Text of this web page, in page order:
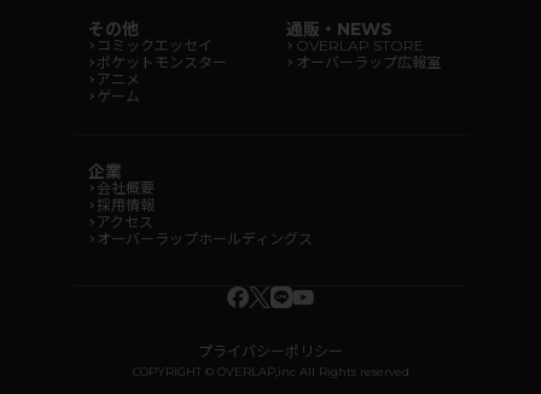
その他
コミックエッセイ
ポケットモンスター
アニメ
ゲーム
通販・NEWS
OVERLAP STORE
オーバーラップ広報室
企業
会社概要
採用情報
アクセス
オーバーラップホールディングス
プライバシーポリシー
COPYRIGHT © OVERLAP,inc All Rights reserved